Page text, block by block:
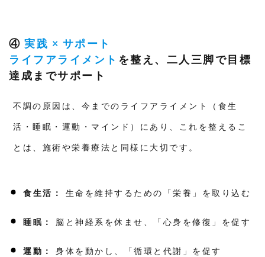
④ 実践 × サポート
ライフアライメント を整え、二人三脚で目標
達成までサポート
不調の原因は、今までのライフアライメント（食生
活・睡眠・運動・マインド）にあり、これを整えるこ
とは、施術や栄養療法と同様に大切です。
食生活： 生命を維持するための「栄養」を取り込む
睡眠： 脳と神経系を休ませ、「心身を修復」を促す
運動： 身体を動かし、「循環と代謝」を促す